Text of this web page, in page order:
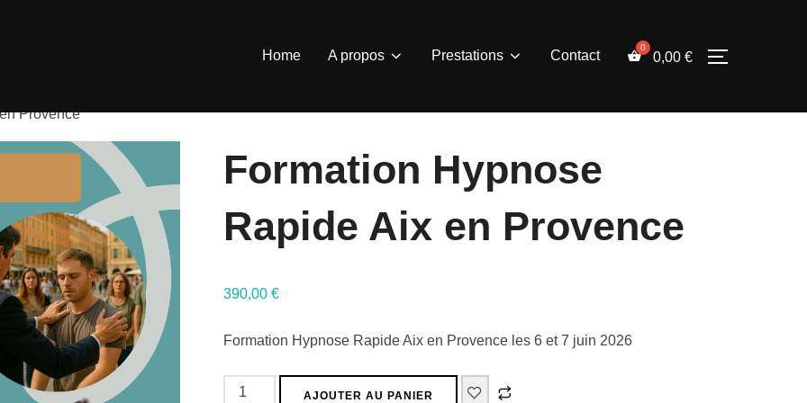
Home A propos Prestations Contact 0,00 €
Provence
Formation Hypnose
Rapide Aix en Provence
390,00 €
Formation Hypnose Rapide Aix en Provence les 6 et 7 juin 2026
quantité
AJOUTER AU PANIER